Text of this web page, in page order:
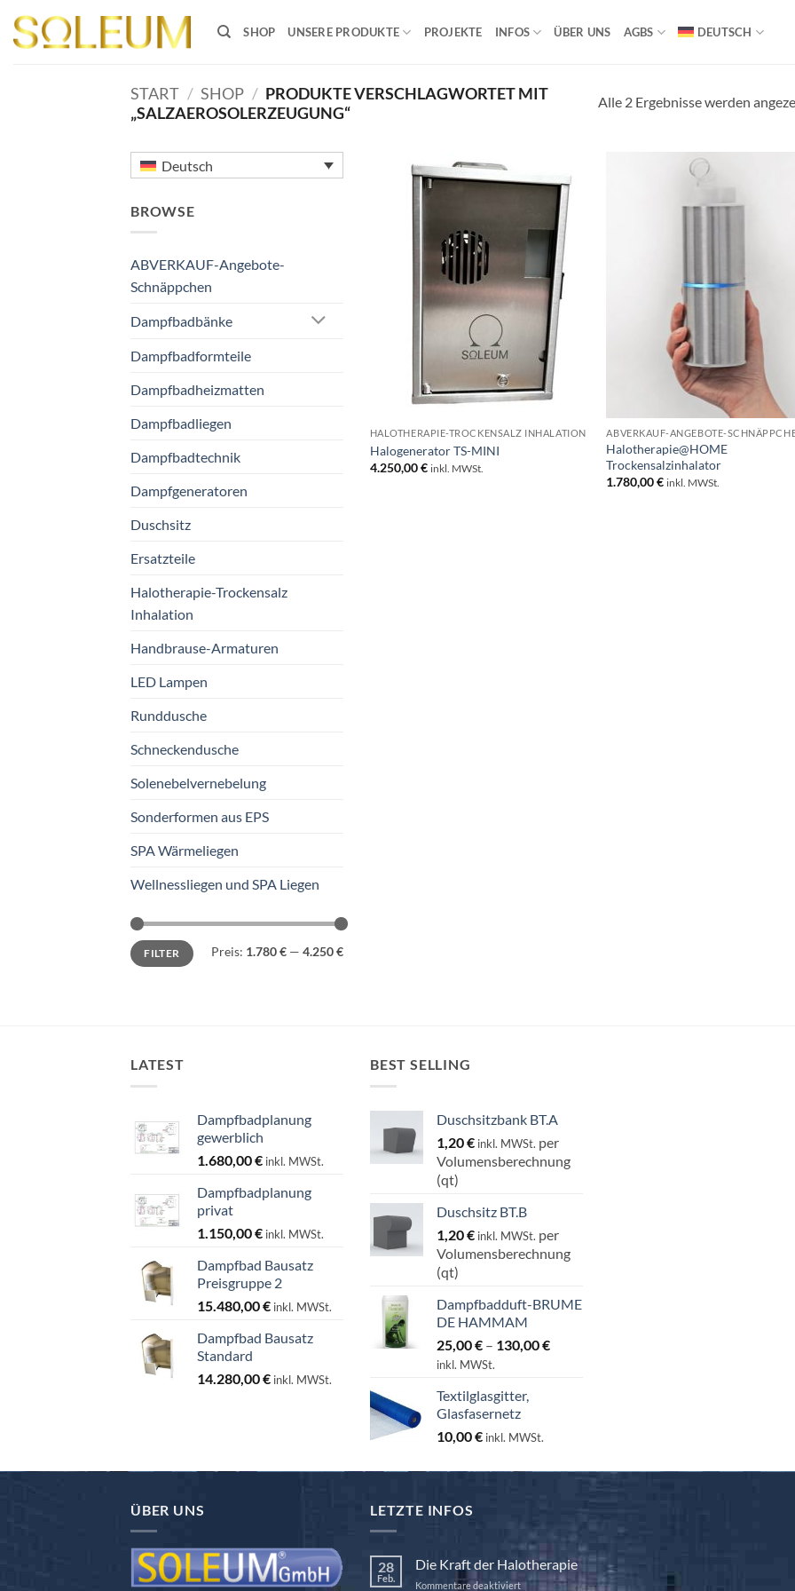
Inhalt
springen
SHOP UNSERE PRODUKTE PROJEKTE INFOS ÜBER UNS AGBS DEUTSCH
START / SHOP / PRODUKTE VERSCHLAGWORTET MIT
„SALZAEROSOLERZEUGUNG“
Alle 2 Ergebnisse werden
Deutsch
BROWSE
ABVERKAUF-Angebote-
Schnäppchen
Dampfbadbänke
Dampfbadformteile
Dampfbadheizmatten
Dampfbadliegen
Dampfbadtechnik
Dampfgeneratoren
Duschsitz
Ersatzteile
Halotherapie-Trockensalz
Inhalation
Handbrause-Armaturen
LED Lampen
Runddusche
Schneckendusche
Solenebelvernebelung
Sonderformen aus EPS
SPA Wärmeliegen
Wellnessliegen und SPA Liegen
Min.
Preis
Max.
PreisFILTER Preis: 1.780 € — 4.250 €
HALOTHERAPIE-TROCKENSALZ INHALATION
Halogenerator TS-MINI
4.250,00€ inkl. MWSt.
ABVERKAUF-ANGEBOTE-
Halotherapie@HOME
Trockensalzinhalator
1.780,00€ inkl. MWSt.
LATEST
Dampfbadplanung
gewerblich
1.680,00€ inkl. MWSt.
Dampfbadplanung
privat
1.150,00€ inkl. MWSt.
Dampfbad Bausatz
Preisgruppe 2
15.480,00€ inkl. MWSt.
Dampfbad Bausatz
Standard
14.280,00€ inkl. MWSt.
BEST SELLING
Duschsitzbank BT.A
1,20€ inkl. MWSt. per
Volumensberechnung
(qt)
Duschsitz BT.B
1,20€ inkl. MWSt. per
Volumensberechnung
(qt)
Dampfbadduft-BRUME
DE HAMMAM
25,00€ – 130,00€Preisspanne:
inkl. MWSt.
Textilglasgitter,
Glasfasernetz
10,00€ inkl. MWSt.
ÜBER UNS LETZTE INFOS
28
Feb.
Die Kraft der Halotherapie
Kommentare deaktiviertfür